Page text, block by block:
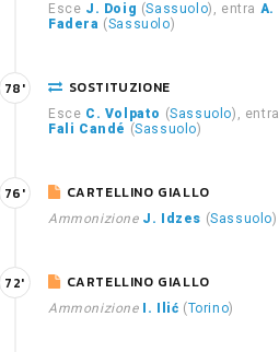
Esce J. Doig (Sassuolo), entra A.
Fadera (Sassuolo)
SOSTITUZIONE
Esce C. Volpato (Sassuolo), entra
Fali Candé (Sassuolo)
78'
CARTELLINO GIALLO
Ammonizione J. Idzes (Sassuolo)
76'
CARTELLINO GIALLO
Ammonizione I. Ilić (Torino)
72'